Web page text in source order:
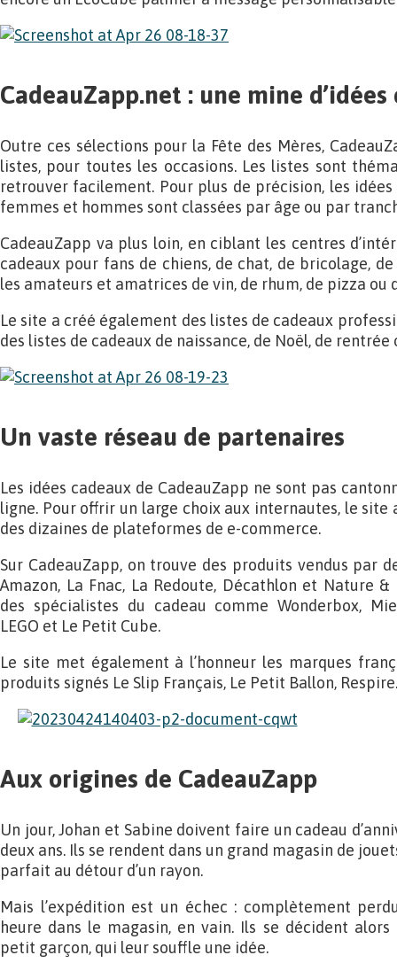
CadeauZapp.net : une mine d’idées
Outre ces sélections pour la Fête des Mères,
listes, pour toutes les occasions. Les listes sont
retrouver facilement. Pour plus de précision, les
femmes et hommes sont classées par âge ou par
CadeauZapp va plus loin, en ciblant les centres
cadeaux pour fans de chiens, de chat, de bricolage,
les amateurs et amatrices de vin, de rhum, de pizza ou
Le site a créé également des listes de cadeaux
des listes de cadeaux de naissance, de Noël, de rentrée
Un vaste réseau de partenaires
Les idées cadeaux de CadeauZapp ne sont pas
ligne. Pour offrir un large choix aux internautes, le site
des dizaines de plateformes de e-commerce.
Sur CadeauZapp, on trouve des produits vendus par
Amazon, La Fnac, La Redoute, Décathlon et Nature
des spécialistes du cadeau comme Wonderbox,
LEGO et Le Petit Cube.
Le site met également à l’honneur les marques
produits signés Le Slip Français, Le Petit Ballon,
Aux origines de CadeauZapp
Un jour, Johan et Sabine doivent faire un cadeau
deux ans. Ils se rendent dans un grand magasin de
parfait au détour d’un rayon.
Mais l’expédition est un échec : complètement
heure dans le magasin, en vain. Ils se décident
petit garçon, qui leur souffle une idée.